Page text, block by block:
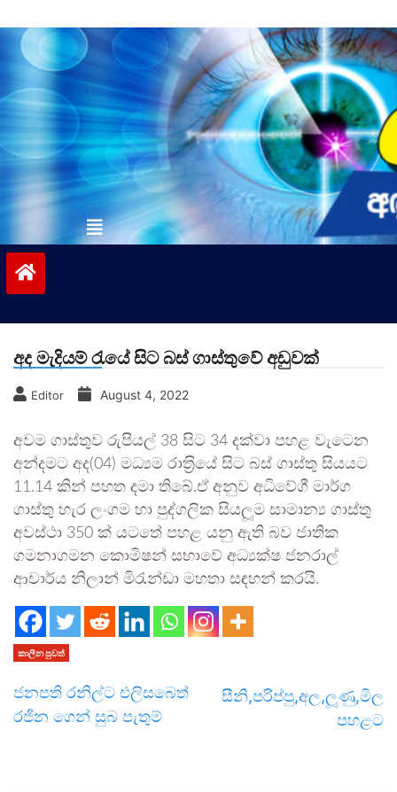
to
contentvinivida.lk
අද මැදියම් රැයේ සිට බස් ගාස්තුවේ අඩුවක්
Editor August 4, 2022
අවම ගාස්තුව රුපියල් 38 සිට 34 දක්වා පහළ වැටෙන
අන්දමට අද(04) මධ්‍යම රාත‍්‍රියේ සිට බස් ගාස්තු සියයට
11.14 කින් පහත දමා තිබේ.ඒ අනුව අධිවේගී මාර්ග
ගාස්තු හැර ලංගම හා පුද්ගලික සියලූම සාමාන්‍ය ගාස්තු
අවස්ථා 350 ක් යටතේ පහළ යනු ඇති බව ජාතික
ගමනාගමන කොමිෂන් සභාවේ අධ්‍යක්ෂ ජනරාල්
ආචාර්ය නිලාන් මිරැන්ඩා මහතා සඳහන් කරයි.
කාලීන පුවත්
ජනපති රනිල්ට එලිසබෙත්
රජින ගෙන් සුබ පැතුම්
සීනි,පරිප්පු,අල,ලූණු,මිල
පහළට